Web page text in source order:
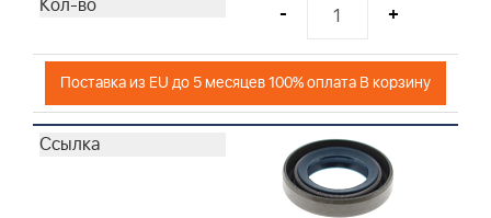
- +
Поставка из EU до 5 месяцев 100% оплата В корзину